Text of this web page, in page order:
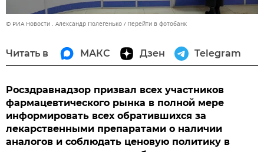
© РИА Новости . Александр Полегенько Перейти в фотобанк
Читать в МАКС Дзен Telegram
Росздравнадзор призвал всех участников
фармацевтического рынка в полной мере
информировать всех обратившихся за
лекарственными препаратами о наличии
аналогов и соблюдать ценовую политику в